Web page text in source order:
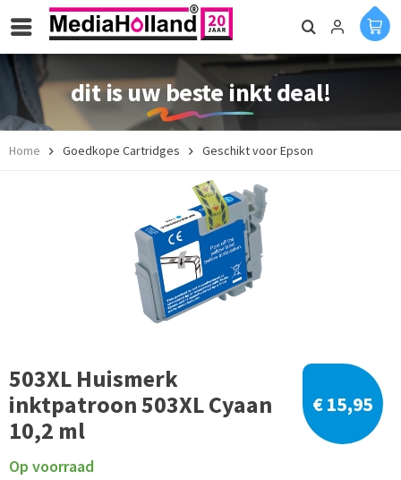
dit is uw beste inkt deal!
Home Goedkope Cartridges Geschikt voor Epson
503XL Huismerk
inktpatroon 503XL Cyaan
10,2 ml
€ 15,95
Op voorraad